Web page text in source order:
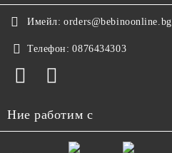
Имейл: orders@bebinoonline.bg
Телефон: 0876434303
Ние работим с